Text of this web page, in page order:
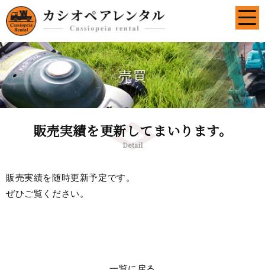
売買
販売実績を更新してまいります。
Detail
販売実績を随時更新予定です。
ぜひご覧ください。